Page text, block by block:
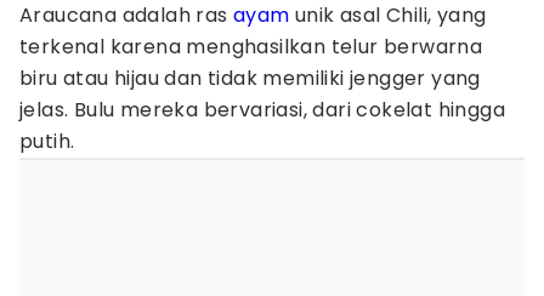
Araucana adalah ras ayam unik asal Chili, yang
terkenal karena menghasilkan telur berwarna
biru atau hijau dan tidak memiliki jengger yang
jelas. Bulu mereka bervariasi, dari cokelat hingga
putih.